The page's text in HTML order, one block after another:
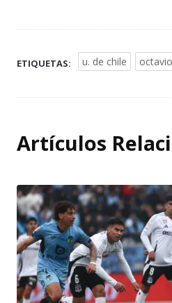
ETIQUETAS: u. de chile
Artículos